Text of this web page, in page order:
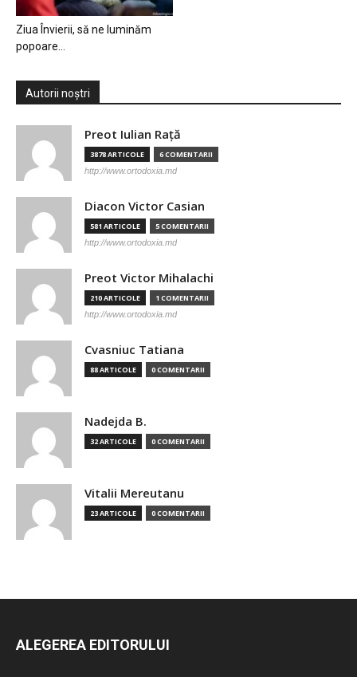
Ziua Învierii, să ne luminăm
popoare…
Autorii noștri
Preot Iulian Raţă
3878 ARTICOLE 6 COMENTARII
http://www.ortodoxia.md
Diacon Victor Casian
581 ARTICOLE 5 COMENTARII
http://www.ortodoxia.md
Preot Victor Mihalachi
210 ARTICOLE 1 COMENTARII
http://www.ortodoxia.md
Cvasniuc Tatiana
88 ARTICOLE 0 COMENTARII
Nadejda B.
32 ARTICOLE 0 COMENTARII
Vitalii Mereutanu
23 ARTICOLE 0 COMENTARII
ALEGEREA EDITORULUI